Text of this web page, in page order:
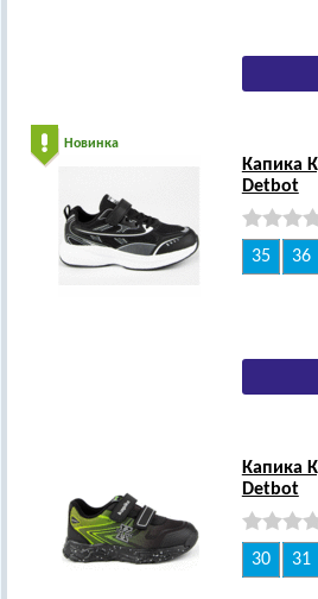
Новинка
Капика
Detbot
35 36
Капика
Detbot
30 31